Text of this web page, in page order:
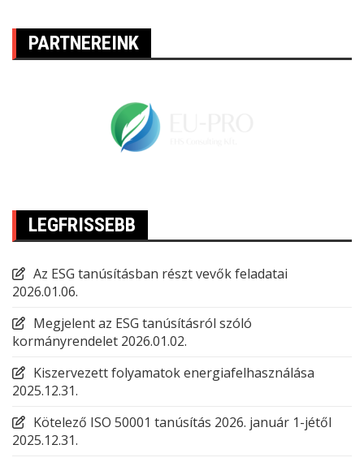
PARTNEREINK
LEGFRISSEBB
Az ESG tanúsításban részt vevők feladatai
2026.01.06.
Megjelent az ESG tanúsításról szóló
kormányrendelet 2026.01.02.
Kiszervezett folyamatok energiafelhasználása
2025.12.31.
Kötelező ISO 50001 tanúsítás 2026. január 1-jétől
2025.12.31.